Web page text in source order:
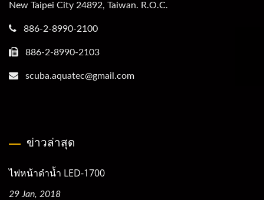
New Taipei City 24892, Taiwan. R.O.C.
886-2-8990-2100
886-2-8990-2103
scuba.aquatec@gmail.com
ข่าวล่าสุด
ไฟหน้าดำน้ำ LED-1700
29 Jan, 2018